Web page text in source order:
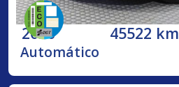
2020 45522 km
Automático